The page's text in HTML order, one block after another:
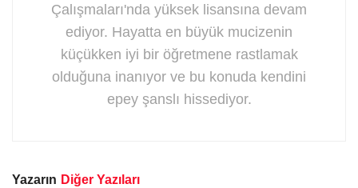
Çalışmaları'nda yüksek lisansına devam
ediyor. Hayatta en büyük mucizenin
küçükken iyi bir öğretmene rastlamak
olduğuna inanıyor ve bu konuda kendini
epey şanslı hissediyor.
Yazarın Diğer Yazıları